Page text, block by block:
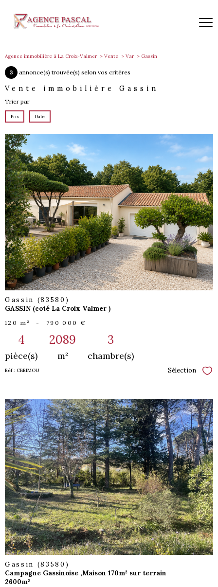
Agence immobilière à La Croix-Valmer Vente Var Gassin
3 annonce(s) trouvée(s) selon vos critères
Vente immobilière Gassin
Trier par
Prix Date
voir le
bien
Gassin (83580)
GASSIN (coté La Croix Valmer )
120 m² - 790 000 €
4
pièce(s)
2089
m²
3
chambre(s)
Réf : CBRIMOU Sélection
voir le
bien
Gassin (83580)
Campagne Gassinoise ,Maison 170m² sur terrain
2600m²